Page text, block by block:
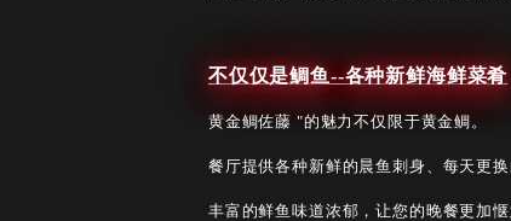
不仅仅是鲷鱼--各种新鲜海鲜菜肴
黄金鲷佐藤 "的魅力不仅限于黄金鲷。
餐厅提供各种新鲜的晨鱼刺身、每天更
丰富的鲜鱼味道浓郁，让您的晚餐更加惬